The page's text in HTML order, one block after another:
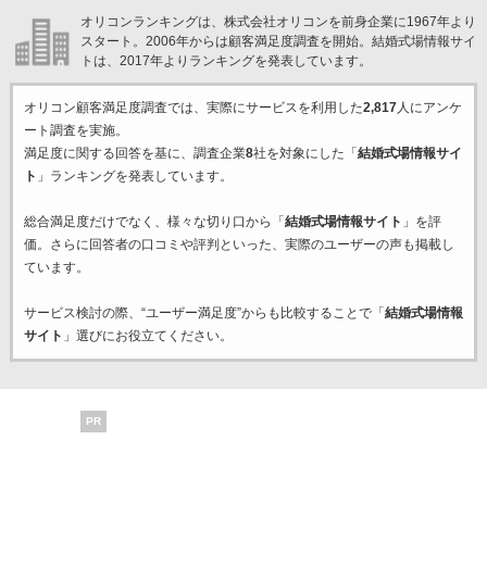
オリコンランキングは、株式会社オリコンを前身企業に1967年より
スタート。2006年からは顧客満足度調査を開始。結婚式場情報サイ
トは、2017年よりランキングを発表しています。
オリコン顧客満足度調査では、実際にサービスを利用した2,817人にアンケ
ート調査を実施。
満足度に関する回答を基に、調査企業8社を対象にした「 結婚式場情報サイ
ト 」ランキングを発表しています。
総合満足度だけでなく、様々な切り口から「 結婚式場情報サイト 」を評
価。さらに回答者の口コミや評判といった、実際のユーザーの声も掲載し
ています。
サービス検討の際、“ユーザー満足度”からも比較することで「 結婚式場情報
サイト 」選びにお役立てください。
PR